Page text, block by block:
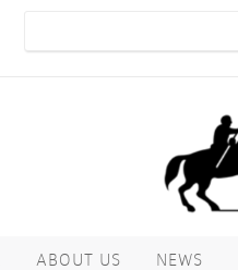
ABOUT US NEWS